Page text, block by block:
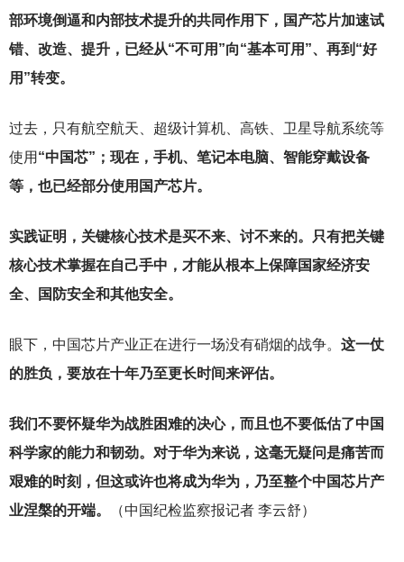
部环境倒逼和内部技术提升的共同作用下，国产芯片加速试
错、改造、提升，已经从“不可用”向“基本可用”、再到“好
用”转变。
过去，只有航空航天、超级计算机、高铁、卫星导航系统等
使用 “中国芯”；现在，手机、笔记本电脑、智能穿戴设备
等，也已经部分使用国产芯片。
实践证明，关键核心技术是买不来、讨不来的。只有把关键
核心技术掌握在自己手中，才能从根本上保障国家经济安
全、国防安全和其他安全。
眼下，中国芯片产业正在进行一场没有硝烟的战争。 这一仗
的胜负，要放在十年乃至更长时间来评估。
我们不要怀疑华为战胜困难的决心，而且也不要低估了中国
科学家的能力和韧劲。对于华为来说，这毫无疑问是痛苦而
艰难的时刻，但这或许也将成为华为，乃至整个中国芯片产
业涅槃的开端。
（中国纪检监察报记者 李云舒）